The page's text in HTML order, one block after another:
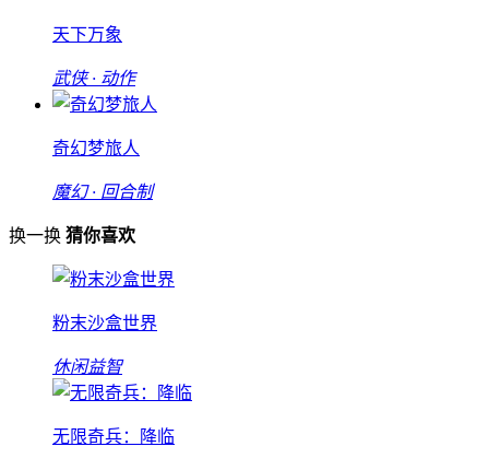
天下万象
武侠 · 动作
奇幻梦旅人
魔幻 · 回合制
换一换 猜你喜欢
粉末沙盒世界
休闲益智
无限奇兵：降临